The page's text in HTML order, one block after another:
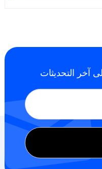
آخر التحديثات